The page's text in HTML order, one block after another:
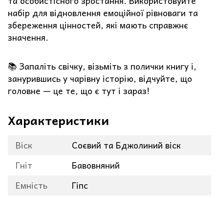
набір для відновлення емоційної рівноваги та
збереження цінностей, які мають справжнє
значення.
📚 Запаліть свічку, візьміть з полички книгу і,
занурившись у чарівну історію, відчуйте, що
головне — це те, що є тут і зараз!
Характеристики
Віск
Соєвий та Бджолиний віск
Гніт
Бавовняний
Емність
Гіпс